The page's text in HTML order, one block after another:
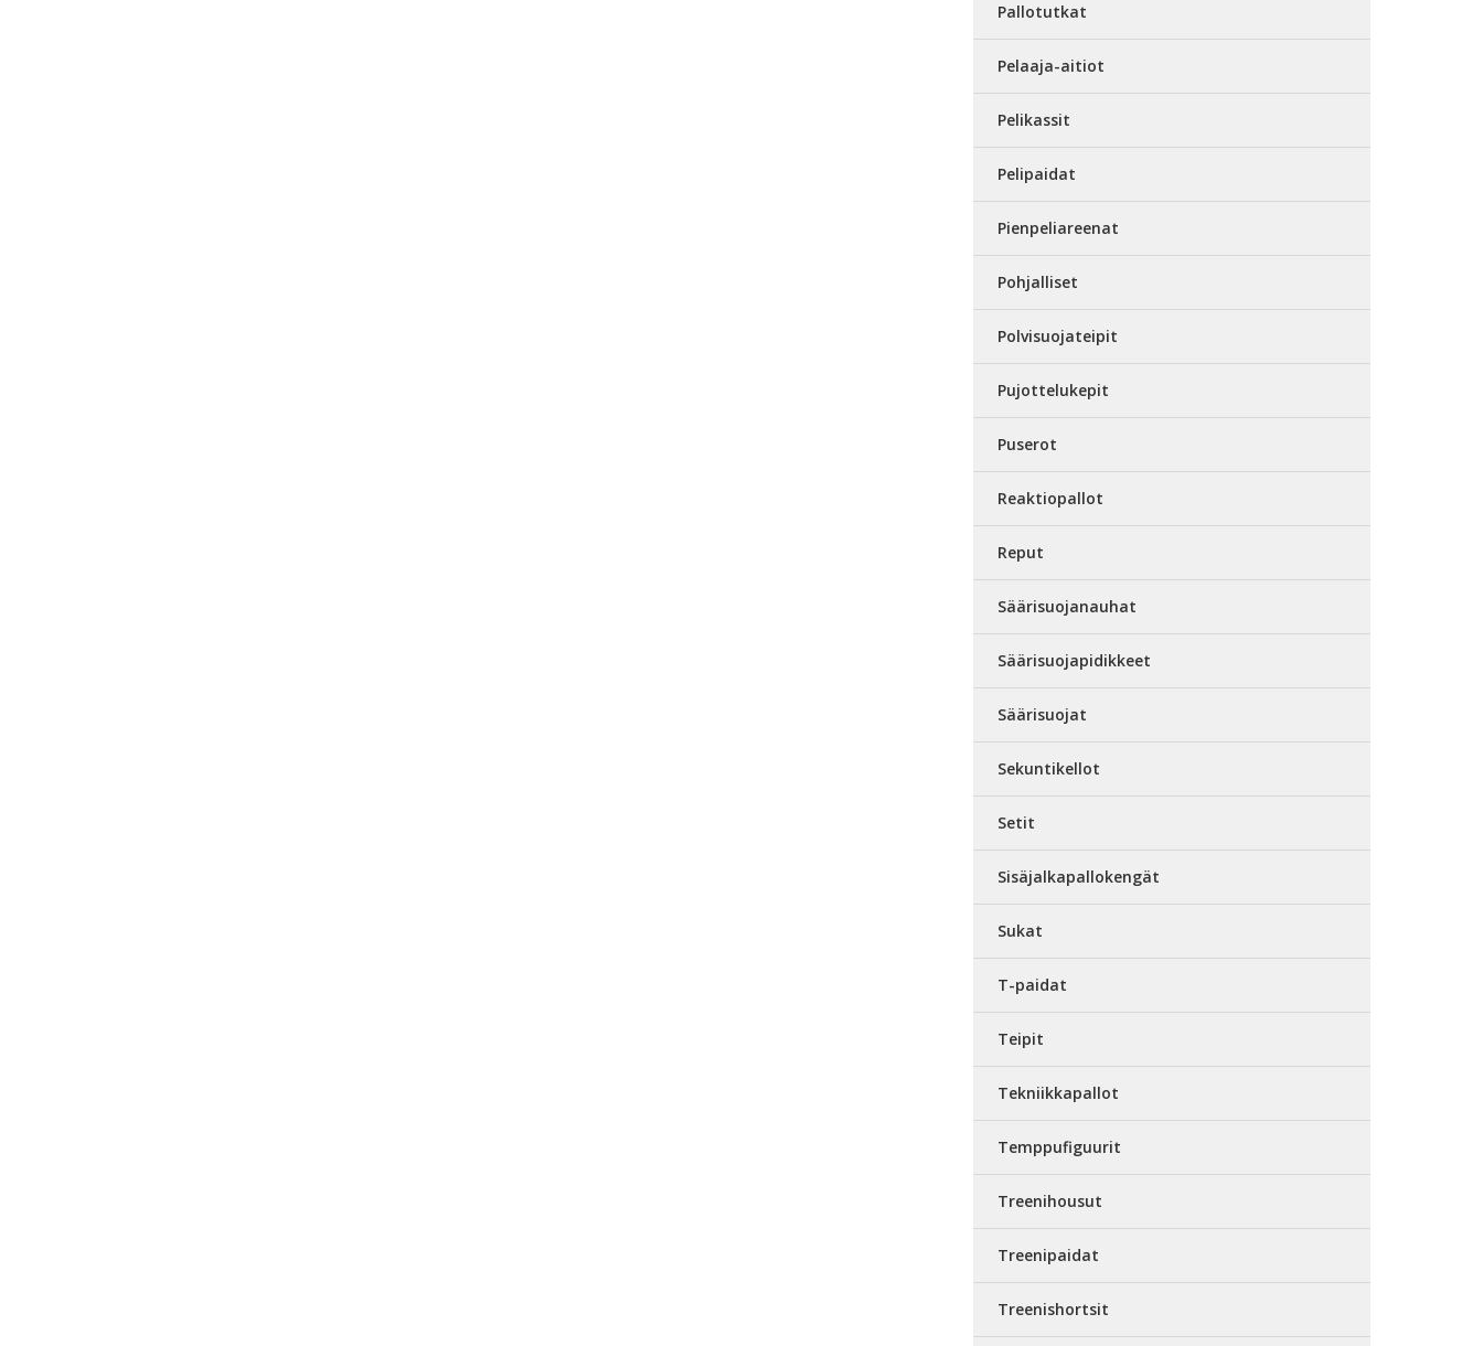
Pallotutkat
Pelaaja-aitiot
Pelikassit
Pelipaidat
Pienpeliareenat
Pohjalliset
Polvisuojateipit
Pujottelukepit
Puserot
Reaktiopallot
Reput
Säärisuojanauhat
Säärisuojapidikkeet
Säärisuojat
Sekuntikellot
Setit
Sisäjalkapallokengät
Sukat
T-paidat
Teipit
Tekniikkapallot
Temppufiguurit
Treenihousut
Treenipaidat
Treenishortsit